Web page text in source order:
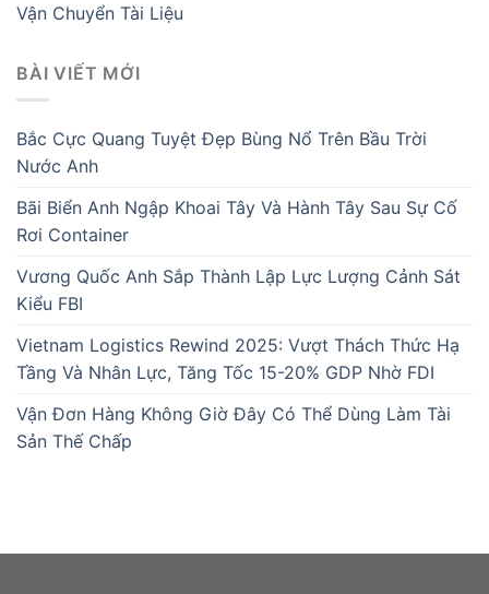
Vận Chuyển Tài Liệu
BÀI VIẾT MỚI
Bắc Cực Quang Tuyệt Đẹp Bùng Nổ Trên Bầu Trời
Nước Anh
Bãi Biển Anh Ngập Khoai Tây Và Hành Tây Sau Sự Cố
Rơi Container
Vương Quốc Anh Sắp Thành Lập Lực Lượng Cảnh Sát
Kiểu FBI
Vietnam Logistics Rewind 2025: Vượt Thách Thức Hạ
Tầng Và Nhân Lực, Tăng Tốc 15-20% GDP Nhờ FDI
Vận Đơn Hàng Không Giờ Đây Có Thể Dùng Làm Tài
Sản Thế Chấp